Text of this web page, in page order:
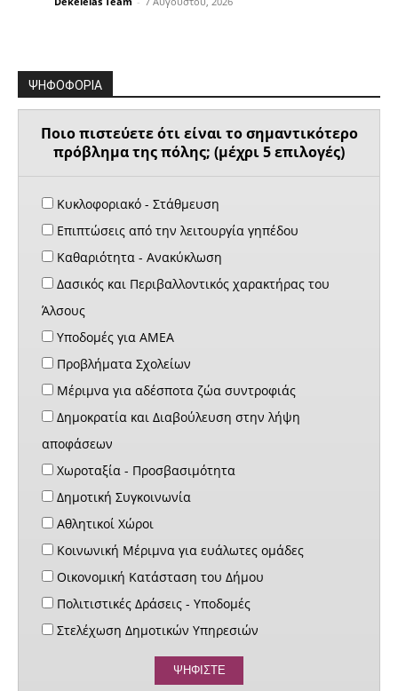
ΨΗΦΟΦΟΡΙΑ
Ποιο πιστεύετε ότι είναι το σημαντικότερο
πρόβλημα της πόλης; (μέχρι 5 επιλογές)
Κυκλοφοριακό - Στάθμευση
Επιπτώσεις από την λειτουργία γηπέδου
Καθαριότητα - Ανακύκλωση
Δασικός και Περιβαλλοντικός χαρακτήρας του
Άλσους
Υποδομές για ΑΜΕΑ
Προβλήματα Σχολείων
Μέριμνα για αδέσποτα ζώα συντροφιάς
Δημοκρατία και Διαβούλευση στην λήψη
αποφάσεων
Χωροταξία - Προσβασιμότητα
Δημοτική Συγκοινωνία
Αθλητικοί Χώροι
Κοινωνική Μέριμνα για ευάλωτες ομάδες
Οικονομική Κατάσταση του Δήμου
Πολιτιστικές Δράσεις - Υποδομές
Στελέχωση Δημοτικών Υπηρεσιών